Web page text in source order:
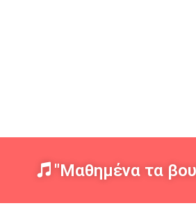
"Μαθημένα τα